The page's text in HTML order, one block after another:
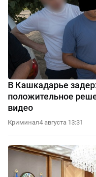
В Кашкадарье
положительное
видео
Криминал4 августа 13:31